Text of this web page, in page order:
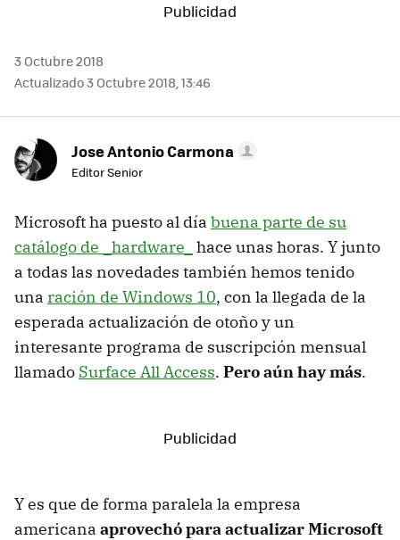
3 Octubre 2018
Actualizado 3 Octubre 2018, 13:46
Jose Antonio Carmona
Editor Senior
Microsoft ha puesto al día buena parte de su
catálogo de _hardware_
hace unas horas. Y junto
a todas las novedades también hemos tenido
una ración de Windows 10, con la llegada de la
esperada actualización de otoño y un
interesante programa de suscripción mensual
llamado Surface All Access. Pero aún hay más.
Y es que de forma paralela la empresa
americana aprovechó para actualizar Microsoft